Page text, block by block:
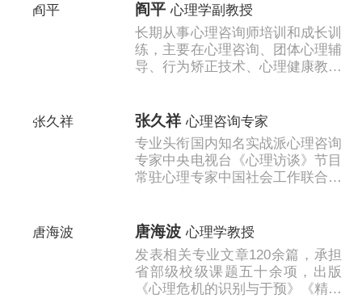
阎平 心理学副教授
长期从事心理咨询师培训和成长训
练，主要在心理咨询、团体心理辅
导、行为矫正技术、心理健康教育
张久祥 心理咨询专家
专业头衔国内知名实战派心理咨询
专家中央电视台《心理访谈》节目
常驻心理专家中国社会工作联合会
中国EAP......
唐海波 心理学教授
发表相关专业文章120余篇，承担
省部级校级课题五十余项，出版
《心理危机的识别与于预》《精神